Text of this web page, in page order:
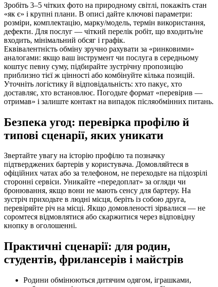
Зробіть 3–5 чітких фото на природному світлі, покажіть стан
«як є» і крупні плани. В описі дайте ключові параметри:
розміри, комплектацію, марку/модель, термін використання,
дефекти. Для послуг — чіткий перелік робіт, що входить/не
входить, мінімальний обсяг і графік.
Еквівалентність обміну зручно рахувати за «ринковими»
аналогами: якщо ваш інструмент чи послуга в середньому
коштує певну суму, підбирайте зустрічну пропозицію
приблизно тієї ж цінності або комбінуйте кілька позицій.
Уточніть логістику й відповідальність: хто пакує, хто
доставляє, хто встановлює. Погодьте формат «перевірив —
отримав» і залиште контакт на випадок післяобмінних питань.
Безпека угод: перевірка профілю й
типові сценарії, яких уникати
Звертайте увагу на історію профілю та позначку
підтверджених бартерів у користувача. Домовляйтеся в
офіційних чатах або за телефоном, не переходьте на підозрілі
сторонні сервіси. Уникайте «передоплат» за огляди чи
бронювання, якщо вони не мають сенсу для бартеру. На
зустріч приходьте в людні місця, беріть із собою друга,
перевіряйте річ на місці. Якщо домовленості зірвалися — не
соромтеся відмовлятися або скаржитися через відповідну
кнопку в оголошенні.
Практичні сценарії: для родин,
студентів, фрилансерів і майстрів
Родини обмінюються дитячим одягом, іграшками,